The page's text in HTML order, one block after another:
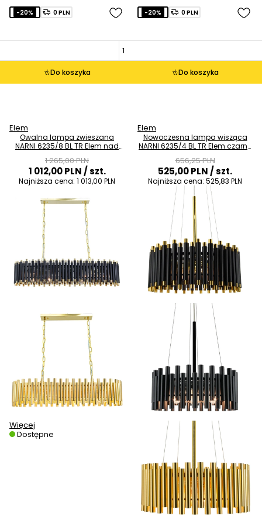
Do koszyka
-20% 0 PLN
Elem
Owalna lampa zwieszana
NARNI 6235/8 BL TR Elem nad
1 265,00 PLN
1 012,00 PLN/ szt.
Najniższa cena: 1 013,00 PLN
Więcej
Dostępne
Do koszyka
-20% 0 PLN
Elem
Nowoczesna lampa wisząca
NARNI 6235/4 BL TR Elem czarny
656,25 PLN
525,00 PLN/ szt.
Najniższa cena: 525,83 PLN